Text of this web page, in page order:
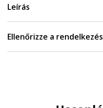
Leírás
Ellenőrizze a